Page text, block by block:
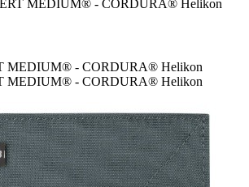
MEDIUM® - CORDURA® Helikon